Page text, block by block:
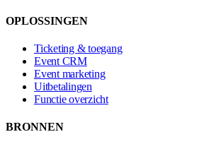
OPLOSSINGEN
Ticketing & toegang
Event CRM
Event marketing
Uitbetalingen
Functie overzicht
BRONNEN